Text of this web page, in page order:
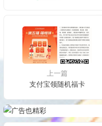
上一篇
支付宝领随机福卡